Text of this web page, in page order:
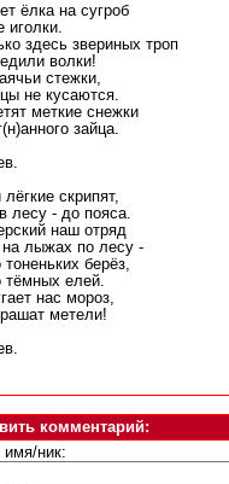
ёлка на сугроб
иголки.
здесь звериных троп
волки!
стежки,
не кусаются.
меткие снежки
зайца.
скрипят,
лесу - до пояса.
наш отряд
лыжах по лесу -
берёз,
тёмных елей.
нас мороз,
метели!
комментарий:
ник: